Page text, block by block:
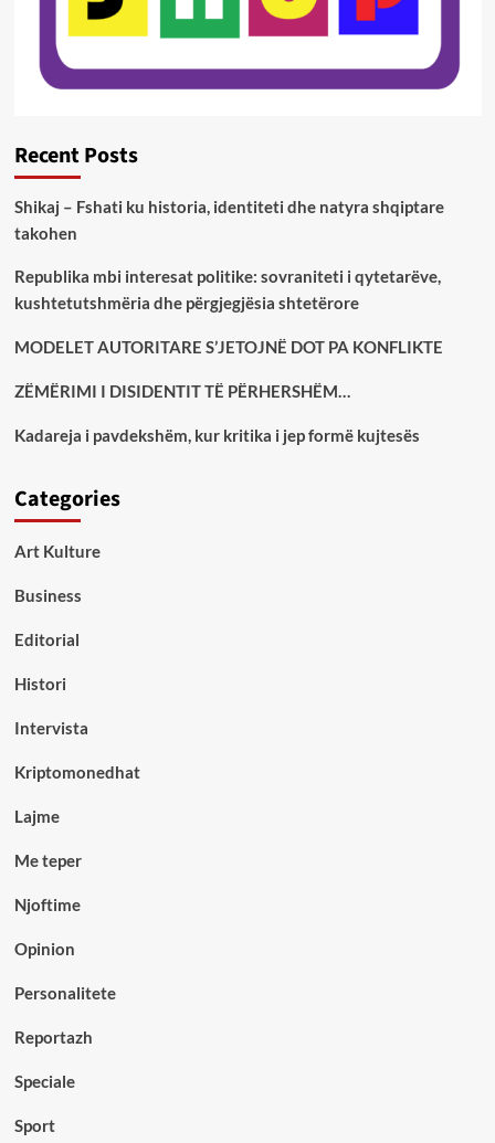
Recent Posts
Shikaj – Fshati ku historia, identiteti dhe natyra shqiptare
takohen
Republika mbi interesat politike: sovraniteti i qytetarëve,
kushtetutshmëria dhe përgjegjësia shtetërore
MODELET AUTORITARE S’JETOJNË DOT PA KONFLIKTE
ZËMËRIMI I DISIDENTIT TË PËRHERSHËM…
Kadareja i pavdekshëm, kur kritika i jep formë kujtesës
Categories
Art Kulture
Business
Editorial
Histori
Intervista
Kriptomonedhat
Lajme
Me teper
Njoftime
Opinion
Personalitete
Reportazh
Speciale
Sport